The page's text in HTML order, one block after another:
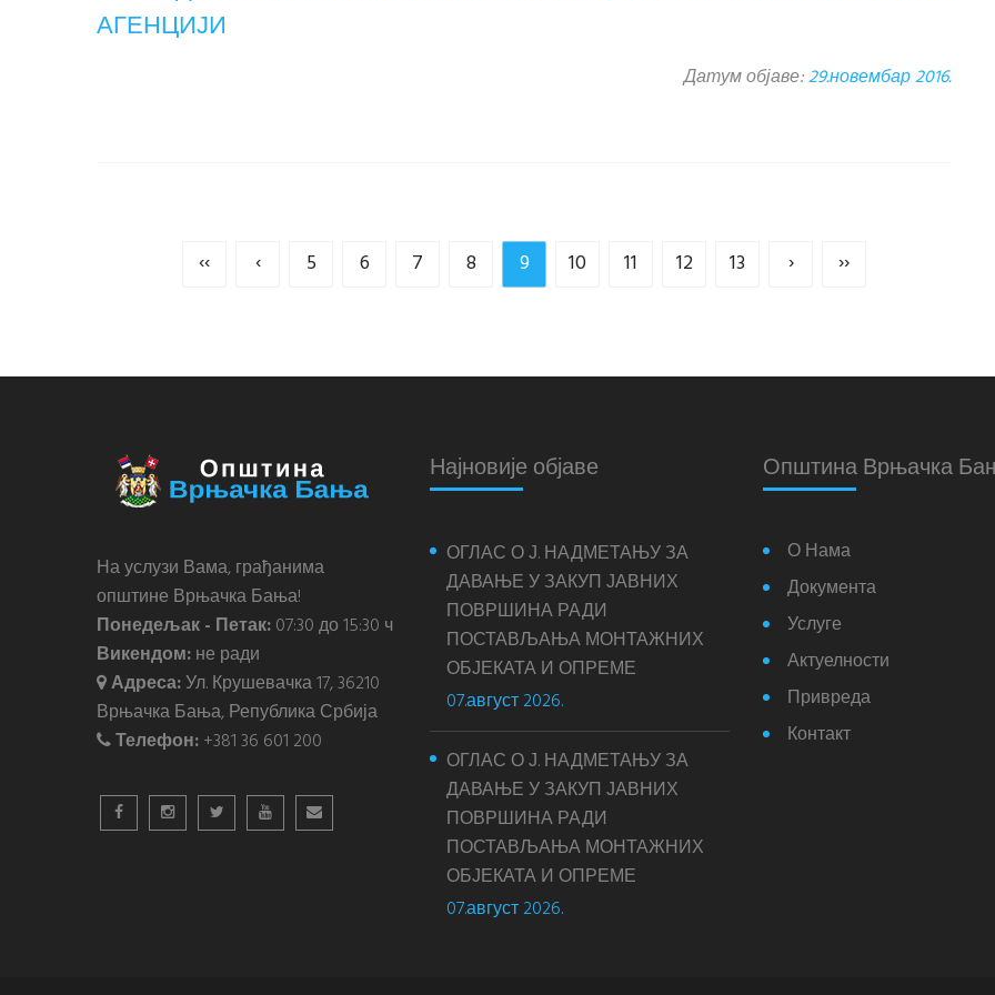
АГЕНЦИЈИ
Датум објаве:29.новембар 2016.
‹‹ ‹ 5 6 7 8 9 10 11 12 13 › ››
На услузи Вама, грађанима
општине Врњачка Бања!
Понедељак - Петак:07:30 до 15:30 ч
Викендом:не ради
Адреса:Ул. Крушевачка 17, 36210
Врњачка Бања, Република Србија
Телефон:+381 36 601 200
Најновије објаве
ОГЛАС О Ј. НАДМЕТАЊУ ЗА
ДАВАЊЕ У ЗАКУП ЈАВНИХ
ПОВРШИНА РАДИ
ПОСТАВЉАЊА МОНТАЖНИХ
ОБЈЕКАТА И ОПРЕМЕ
07.август 2026.
ОГЛАС О Ј. НАДМЕТАЊУ ЗА
ДАВАЊЕ У ЗАКУП ЈАВНИХ
ПОВРШИНА РАДИ
ПОСТАВЉАЊА МОНТАЖНИХ
ОБЈЕКАТА И ОПРЕМЕ
07.август 2026.
Општина Врњачка
О Нама
Документа
Услуге
Актуелности
Привреда
Контакт